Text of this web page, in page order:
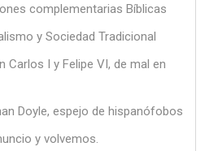
complementarias Bíblicas
y Sociedad Tradicional
Carlos I y Felipe VI, de mal en
Doyle, espejo de hispanófobos
y volvemos.